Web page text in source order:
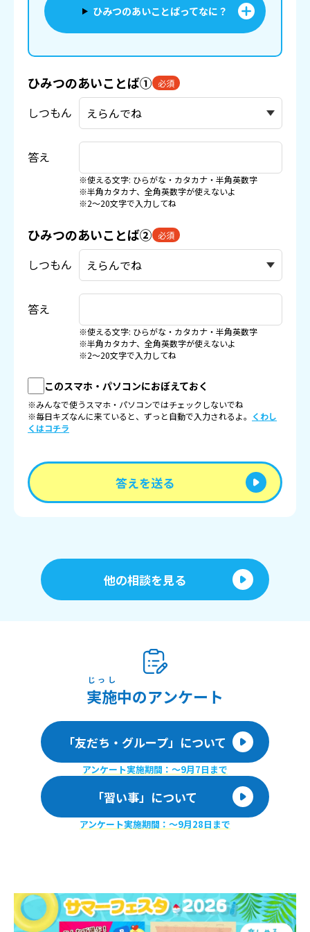
ひみつのあいことばってなに？
ひみつのあいことば① 必須
しつもん
答え
※使える文字: ひらがな・カタカナ・半角英数字
※半角カタカナ、全角英数字が使えないよ
※2〜20文字で入力してね
ひみつのあいことば② 必須
しつもん
答え
※使える文字: ひらがな・カタカナ・半角英数字
※半角カタカナ、全角英数字が使えないよ
※2〜20文字で入力してね
このスマホ・パソコンにおぼえておく
※みんなで使うスマホ・パソコンではチェックしないでね
※毎日キズなんに来ていると、ずっと自動で入力されるよ。 くわし
くはコチラ
答えを送る
他の相談を見る
実施
じっし
中のアンケート
「友だち・グループ」について
アンケート実施期間：〜9月7日まで
「習い事」について
アンケート実施期間：〜9月28日まで